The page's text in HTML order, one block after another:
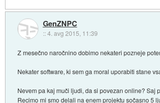
GenZNPC
::4. avg 2015, 11:39
Z mesečno naročnino dobimo nekateri pozneje
Nekater software, ki sem ga moral uporabiti stane
Nevem pa kaj muči ljudi, da si povezan online? Saj
Recimo mi smo delali na enem projektu sočasno 5